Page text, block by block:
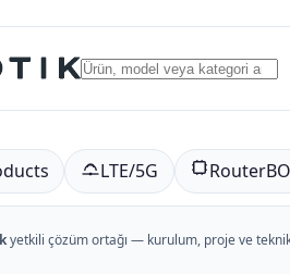
Ürün,
kategori
ara…LTE/5G
yetkili çözüm ortağı — kurulum, proje ve